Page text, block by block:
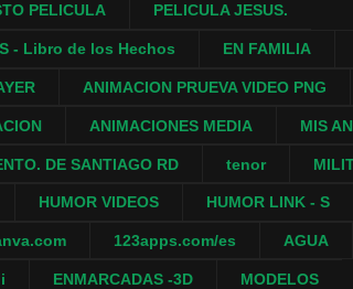
PELICULA PELICULA JESUS.
- Libro de los Hechos EN FAMILIA
ANIMACION PRUEVA VIDEO PNG
ANIMACIONES MEDIA MIS
DE SANTIAGO RD tenor
HUMOR VIDEOS HUMOR LINK - S
123apps.com/es AGUA
ENMARCADAS -3D MODELOS